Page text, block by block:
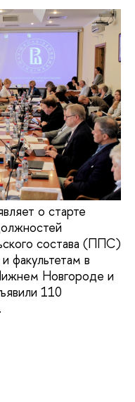
о старте
состава (ППС)
факультетам в
Новгороде и
110